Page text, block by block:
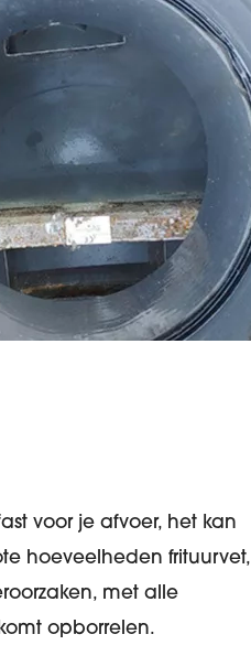
voor je afvoer, het kan
hoeveelheden frituurvet,
met alle
opborrelen.